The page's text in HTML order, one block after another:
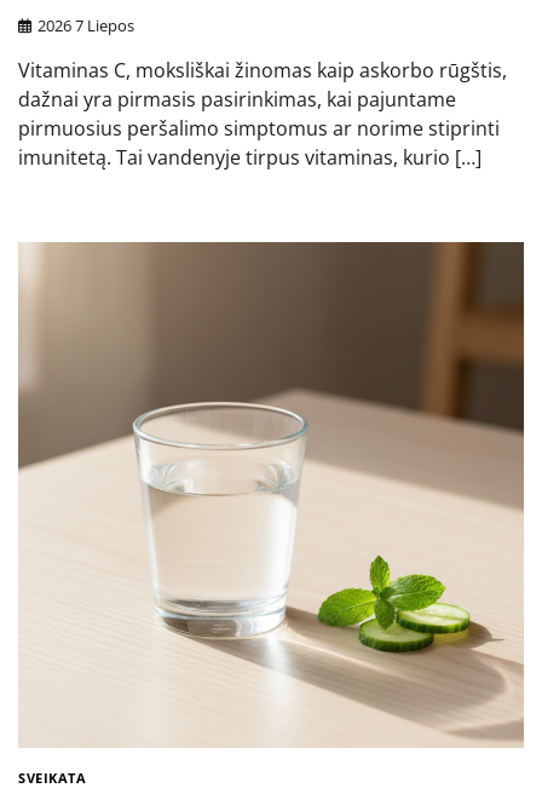
2026 7 Liepos
Vitaminas C, moksliškai žinomas kaip askorbo rūgštis,
dažnai yra pirmasis pasirinkimas, kai pajuntame
pirmuosius peršalimo simptomus ar norime stiprinti
imunitetą. Tai vandenyje tirpus vitaminas, kurio […]
SVEIKATA